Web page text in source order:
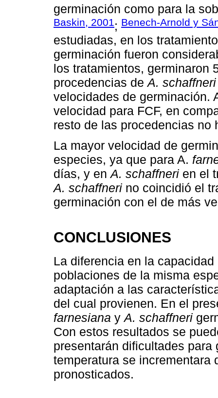
germinación como para la
Baskin, 2001; Benech-Arnold y
estudiadas, en los
germinación fueron
los tratamientos, germinaron
procedencias deA. schaffneri
velocidades de germinación.
velocidad para FCF, en
resto de las procedencias no
La mayor velocidad de
especies, ya que para A.
días, y enA. schaffneri en el
A. schaffneri no coincidió el
germinación con el de más
CONCLUSIONES
La diferencia en la
poblaciones de la misma
adaptación a las
del cual provienen. En el
farnesiana y A. schaffneri
Con estos resultados se
presentarán dificultades
temperatura se incrementara
pronosticados.